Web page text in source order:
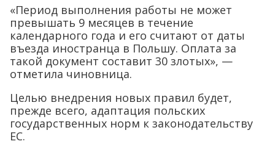
«Период выполнения работы не может
превышать 9 месяцев в течение
календарного года и его считают от даты
въезда иностранца в Польшу. Оплата за
такой документ составит 30 злотых», —
отметила чиновница.
Целью внедрения новых правил будет,
прежде всего, адаптация польских
государственных норм к законодательству
ЕС.